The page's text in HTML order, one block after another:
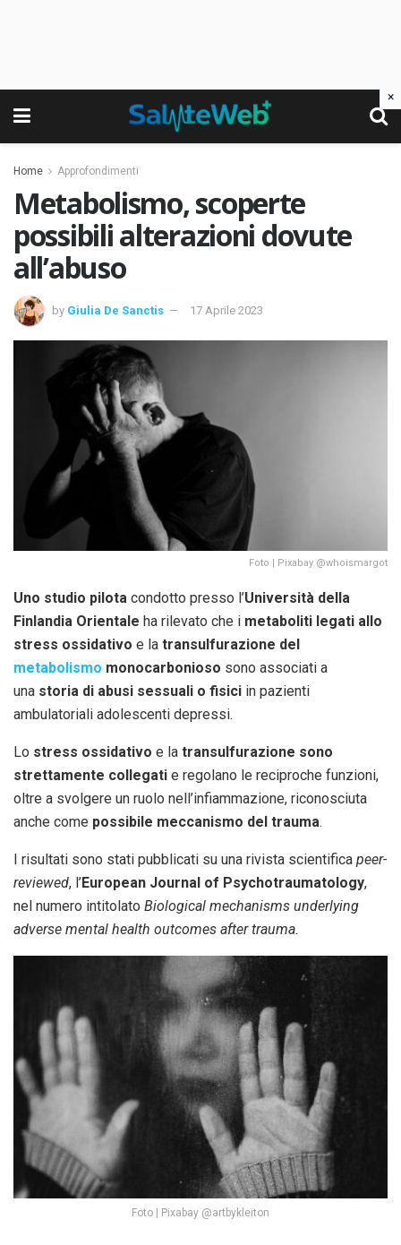
Home Approfondimenti
Metabolismo, scoperte
possibili alterazioni dovute
all’abuso
by Giulia De Sanctis 17 Aprile 2023
Foto | Pixabay @whoismargot
Uno studio pilota condotto presso l’Università della
Finlandia Orientale ha rilevato che i metaboliti legati allo
stress ossidativo e la transulfurazione del
metabolismo monocarbonioso sono associati a
una storia di abusi sessuali o fisici in pazienti
ambulatoriali adolescenti depressi.
Lo stress ossidativo e la transulfurazione sono
strettamente collegati e regolano le reciproche funzioni,
oltre a svolgere un ruolo nell’infiammazione, riconosciuta
anche come possibile meccanismo del trauma.
I risultati sono stati pubblicati su una rivista scientifica peer-
reviewed, l’European Journal of Psychotraumatology,
nel numero intitolato Biological mechanisms underlying
adverse mental health outcomes after trauma.
Foto | Pixabay @artbykleiton
×